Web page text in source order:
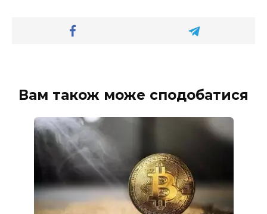
Вам також може сподобатися